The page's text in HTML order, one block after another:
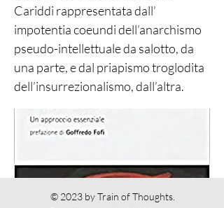
Cariddi rappresentata dall’
impotentia coeundi dell’anarchismo
pseudo-intellettuale da salotto, da
una parte, e dal priapismo troglodita
dell’insurrezionalismo, dall’altra.
© 2023 by Train of Thoughts.